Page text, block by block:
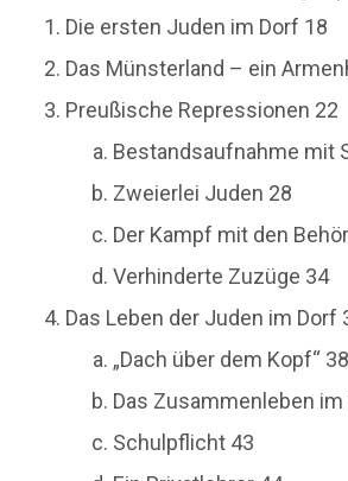
Die ersten Juden im Dorf 18
Das Münsterland – ein
Preußische Repressionen 22
Bestandsaufnahme mit
Zweierlei Juden 28
Der Kampf mit den
Verhinderte Zuzüge 34
Das Leben der Juden im Dorf
„Dach über dem Kopf“ 38
Das Zusammenleben im
Schulpflicht 43